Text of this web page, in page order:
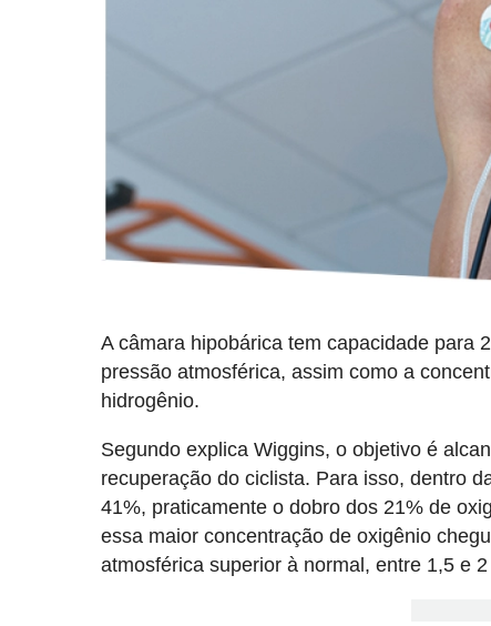
A câmara hipobárica tem capacidade para
pressão atmosférica, assim como a
hidrogênio.
Segundo explica Wiggins, o objetivo é
recuperação do ciclista. Para isso, dentro
41%, praticamente o dobro dos 21% de
essa maior concentração de oxigênio
atmosférica superior à normal, entre 1,5 e 2